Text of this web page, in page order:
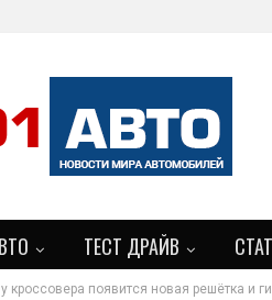
ТЕСТ ДРАЙВ
кроссовера появится новая решётка и